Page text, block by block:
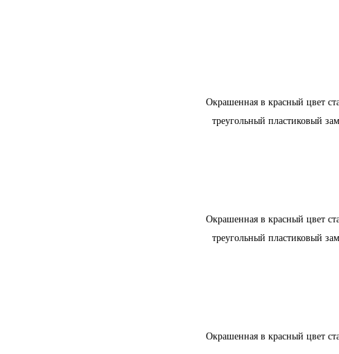
Окрашенная в красный цвет
треугольный пластиковый
Окрашенная в красный цвет
треугольный пластиковый
Окрашенная в красный цвет